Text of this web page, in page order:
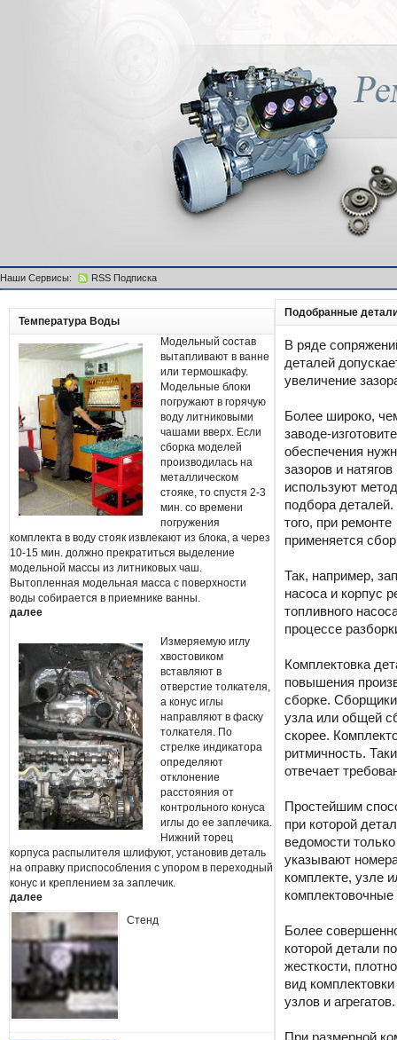
Наши Сервисы: RSS Подписка
Температура Воды
Модельный состав
вытапливают в ванне
или термошкафу.
Модельные блоки
погружают в горячую
воду литниковыми
чашами вверх. Если
сборка моделей
производилась на
металлическом
стояке, то спустя 2-3
мин. со времени
погружения
комплекта в воду стояк извлекают из блока, а через
10-15 мин. должно прекратиться выделение
модельной массы из литниковых чаш.
Вытопленная модельная масса с поверхности
воды собирается в приемнике ванны.
далее
Измеряемую иглу
хвостовиком
вставляют в
отверстие толкателя,
а конус иглы
направляют в фаску
толкателя. По
стрелке индикатора
определяют
отклонение
расстояния от
контрольного конуса
иглы до ее заплечика.
Нижний торец
корпуса распылителя шлифуют, установив деталь
на оправку приспособления с упором в переходный
конус и креплением за заплечик.
далее
Стенд
Подобранные
В ряде
деталей
увеличение
Более широко,
заводе-
обеспечения
зазоров и натягов
используют метод
подбора
того, при ремонте
применяется
Так, например,
насоса и корпус
топливного
процессе
Комплектовка
повышения
сборке.
узла или общей
скорее.
ритмичность.
отвечает
Простейшим
при которой
ведомости
указывают
комплекте, узле
Более
которой детали
жесткости,
вид
узлов и агрегатов.
При размерной